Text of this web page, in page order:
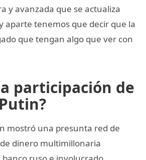
y avanzada que se actualiza
aparte tenemos que decir que la
que tengan algo que ver con
participación de
mostró una presunta red de
dinero multimillonaria